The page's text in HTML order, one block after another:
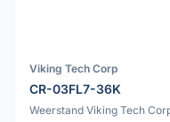
Viking Tech Corp
CR-03FL7-36K
Weerstand Viking Tech